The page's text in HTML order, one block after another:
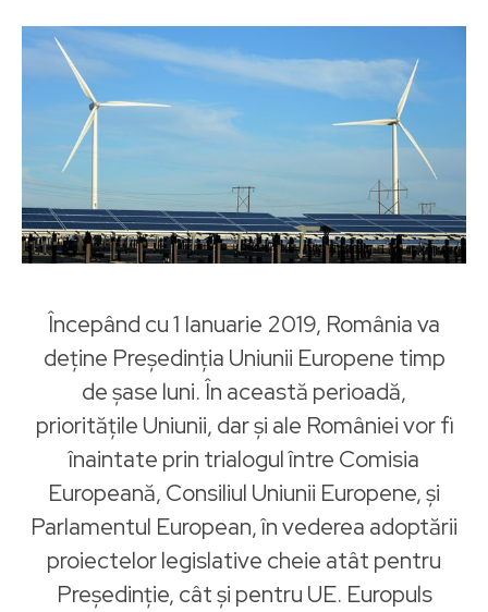
Începând cu 1 Ianuarie 2019, România va
deține Președinția Uniunii Europene timp
de șase luni. În această perioadă,
prioritățile Uniunii, dar și ale României vor fi
înaintate prin trialogul între Comisia
Europeană, Consiliul Uniunii Europene, și
Parlamentul European, în vederea adoptării
proiectelor legislative cheie atât pentru
Președinție, cât și pentru UE. Europuls